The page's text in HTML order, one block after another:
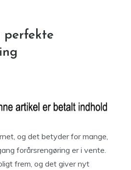
perfekte
og det betyder for mange,
forårsrengøring er i vente.
frem, og det giver nyt